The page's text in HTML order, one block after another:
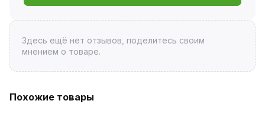
Здесь ещё нет отзывов, поделитесь своим
мнением о товаре.
Похожие товары